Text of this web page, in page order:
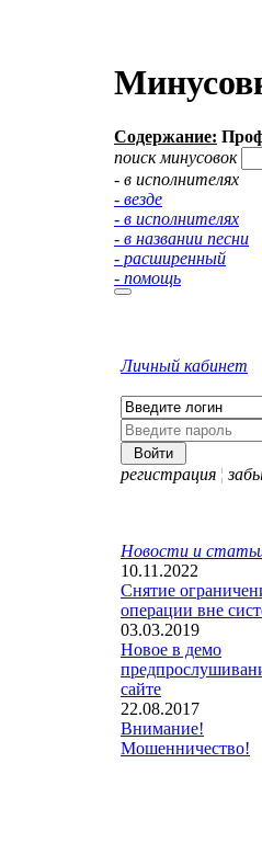
Содержание:
поиск минусовок
- в исполнителях
- везде
- в исполнителях
- в названии песни
- расширенный
- помощь
Личный кабинет
регистрация ¦
Новости и
10.11.2022
Снятие
операции вне
03.03.2019
Новое в демо
сайте
22.08.2017
Внимание!
Мошенничество!